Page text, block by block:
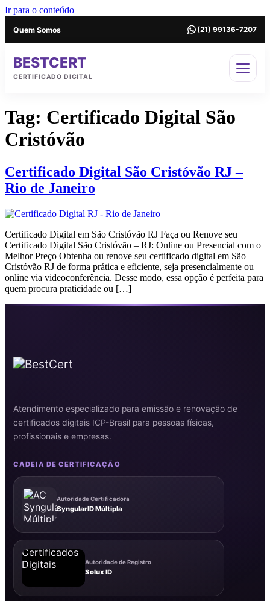
Ir para o conteúdo
Quem Somos (21) 99136-7207
BESTCERT
CERTIFICADO DIGITAL
Tag: Certificado Digital São
Cristóvão
Certificado Digital São Cristóvão RJ –
Rio de Janeiro
Certificado Digital em São Cristóvão RJ Faça ou Renove seu
Certificado Digital São Cristóvão – RJ: Online ou Presencial com o
Melhor Preço Obtenha ou renove seu certificado digital em São
Cristóvão RJ de forma prática e eficiente, seja presencialmente ou
online via videoconferência. Desse modo, essa opção é perfeita para
quem procura praticidade ou […]
Atendimento especializado para emissão e renovação de
certificados digitais ICP-Brasil para pessoas físicas,
profissionais e empresas.
CADEIA DE CERTIFICAÇÃO
Autoridade Certificadora
SyngularID Múltipla
Autoridade de Registro
Solux ID